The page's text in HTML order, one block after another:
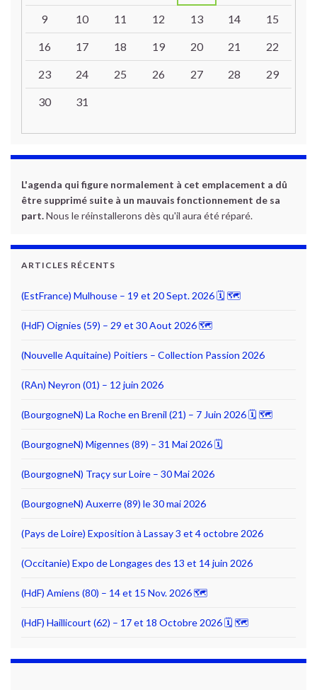
9 10 11 12 13 14 15
16 17 18 19 20 21 22
23 24 25 26 27 28 29
30 31
L'agenda qui figure normalement à cet emplacement a dû
être supprimé suite à un mauvais fonctionnement de sa
part.Nous le réinstallerons dès qu'il aura été réparé.
ARTICLES RÉCENTS
(EstFrance) Mulhouse – 19 et 20 Sept. 2026 🗓 🗺
(HdF) Oignies (59) – 29 et 30 Aout 2026 🗺
(Nouvelle Aquitaine) Poitiers – Collection Passion 2026
(RAn) Neyron (01) – 12 juin 2026
(BourgogneN) La Roche en Brenil (21) – 7 Juin 2026 🗓 🗺
(BourgogneN) Migennes (89) – 31 Mai 2026 🗓
(BourgogneN) Traçy sur Loire – 30 Mai 2026
(BourgogneN) Auxerre (89) le 30 mai 2026
(Pays de Loire) Exposition à Lassay 3 et 4 octobre 2026
(Occitanie) Expo de Longages des 13 et 14 juin 2026
(HdF) Amiens (80) – 14 et 15 Nov. 2026 🗺
(HdF) Haillicourt (62) – 17 et 18 Octobre 2026 🗓 🗺